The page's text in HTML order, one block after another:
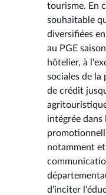
tourisme. En
souhaitable
diversifiées
au PGE
hôtelier, à
sociales de la
de crédit
intégrée dans
notamment
d'inciter